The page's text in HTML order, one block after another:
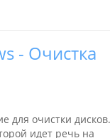
- Очистка
для очистки дисков.
идет речь на